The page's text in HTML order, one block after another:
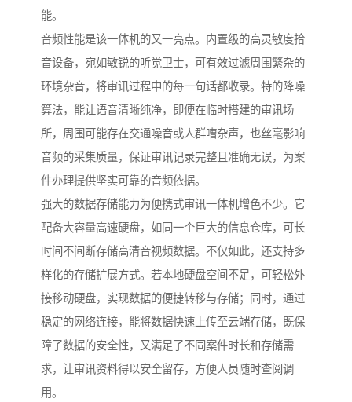
能。
音频性能是该一体机的又一亮点。内置级的高灵敏度拾
音设备，宛如敏锐的听觉卫士，可有效过滤周围繁杂的
环境杂音，将审讯过程中的每一句话都收录。特的降噪
算法，能让语音清晰纯净，即便在临时搭建的审讯场
所，周围可能存在交通噪音或人群嘈杂声，也丝毫影响
音频的采集质量，保证审讯记录完整且准确无误，为案
件办理提供坚实可靠的音频依据。​
强大的数据存储能力为便携式审讯一体机增色不少。它
配备大容量高速硬盘，如同一个巨大的信息仓库，可长
时间不间断存储高清音视频数据。不仅如此，还支持多
样化的存储扩展方式。若本地硬盘空间不足，可轻松外
接移动硬盘，实现数据的便捷转移与存储；同时，通过
稳定的网络连接，能将数据快速上传至云端存储，既保
障了数据的安全性，又满足了不同案件时长和存储需
求，让审讯资料得以安全留存，方便人员随时查阅调
用。​